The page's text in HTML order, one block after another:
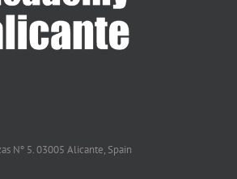
Nº 5. 03005 Alicante, Spain